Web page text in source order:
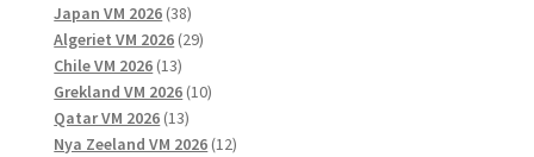
produkter
Japan VM 2026 3838
produkter
Algeriet VM 2026 2929
Chile VM 2026 1313
produkter
Grekland VM 2026 1010
Qatar VM 2026 1313
produkter
Nya Zeeland VM 2026 1212